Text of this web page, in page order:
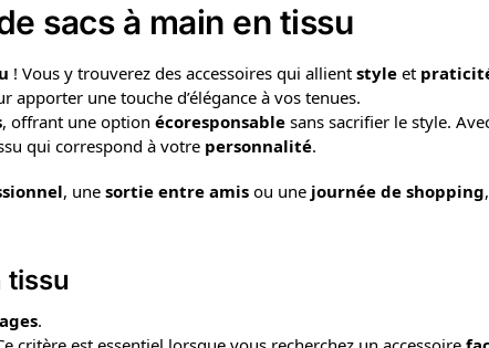
sacs à main en tissu
! Vous y trouverez des accessoires qui allientstyle et
apporter une touche d’élégance à vos tenues.
, offrant une optionécoresponsable sans sacrifier le style.
qui correspond à votre personnalité.
, unesortie entre amis ou une journée de shopping
tissu
.